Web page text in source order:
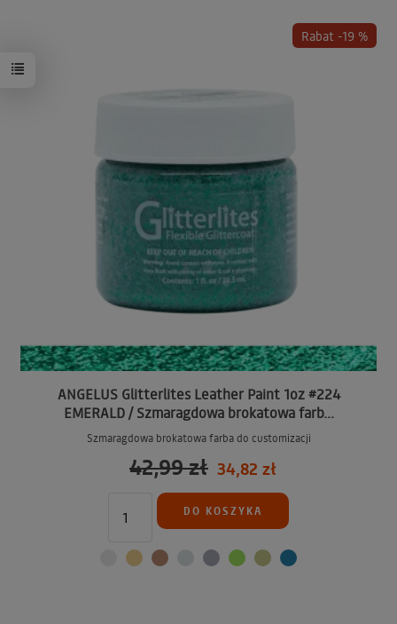
Rabat -19 %
ANGELUS Glitterlites Leather Paint 1oz #224
EMERALD / Szmaragdowa brokatowa farb...
Szmaragdowa brokatowa farba do customizacji
42,99 zł 34,82 zł
DO KOSZYKA